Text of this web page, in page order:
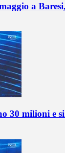
a
30 milioni e si